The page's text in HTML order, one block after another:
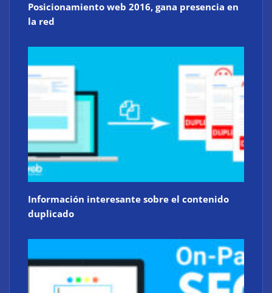
Posicionamiento web 2016, gana presencia en
la red
Información interesante sobre el contenido
duplicado